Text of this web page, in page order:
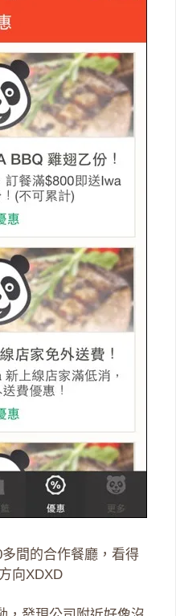
間的合作餐廳，看得
向XDXD